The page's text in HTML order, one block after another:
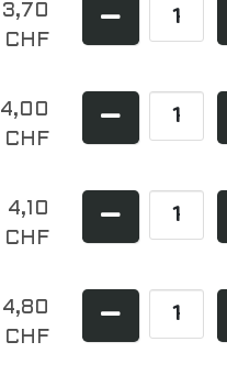
3,70
CHF
4,00
CHF
4,10
CHF
4,80
CHF